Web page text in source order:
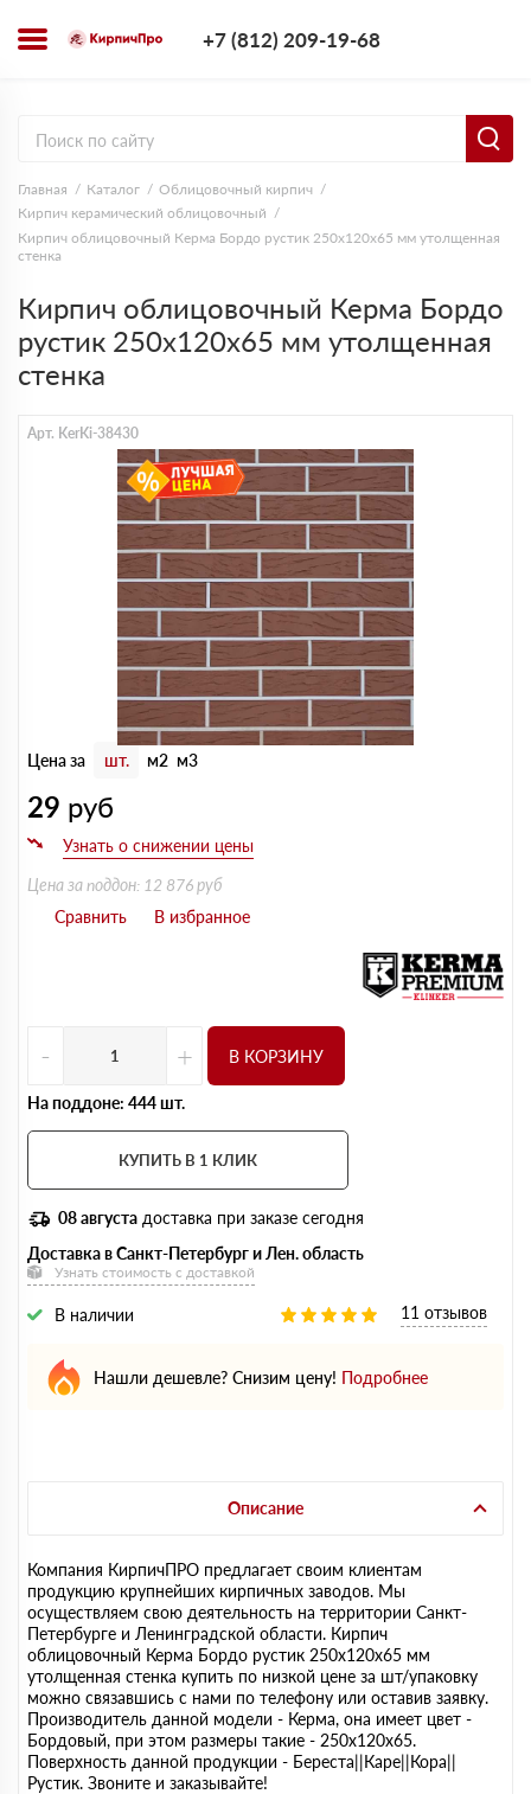
+7 (812) 209-19-68
Главная Каталог
Облицовочный кирпич
Кирпич керамический облицовочный
Кирпич облицовочный Керма Бордо рустик 250х120х65 мм утолщенная
стенка
Кирпич облицовочный Керма Бордо
рустик 250х120х65 мм утолщенная
стенка
Арт. KerKi-38430
Цена за шт. м2 м3
29 руб
Цена за поддон: 12 876 руб
- + В КОРЗИНУ
На поддоне: 444 шт.
КУПИТЬ В 1 КЛИК
08 августа доставка при заказе сегодня
Доставка в Санкт-Петербург и Лен. область
Узнать стоимость с доставкой
В наличии 11 отзывов
Нашли дешевле? Снизим цену! Подробнее
Описание
Компания КирпичПРО предлагает своим клиентам
продукцию крупнейших кирпичных заводов. Мы
осуществляем свою деятельность на территории Санкт-
Петербурге и Ленинградской области. Кирпич
облицовочный Керма Бордо рустик 250х120х65 мм
утолщенная стенка купить по низкой цене за шт/упаковку
можно связавшись с нами по телефону или оставив заявку.
Производитель данной модели - Керма, она имеет цвет -
Бордовый, при этом размеры такие - 250х120х65.
Поверхность данной продукции - Береста||Каре||Кора||
Рустик. Звоните и заказывайте!